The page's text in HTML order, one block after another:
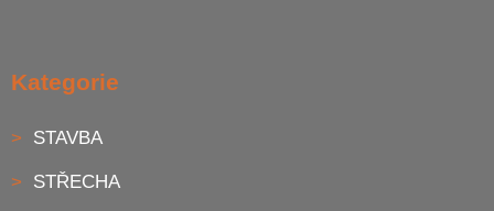
Kategorie
STAVBA
STŘECHA